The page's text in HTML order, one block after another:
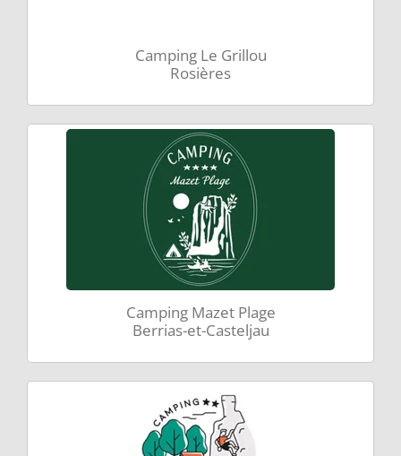
Camping Le Grillou
Rosières
Camping Mazet Plage
Berrias-et-Casteljau